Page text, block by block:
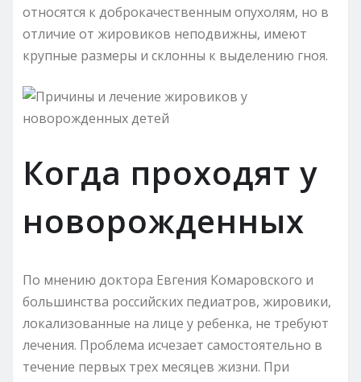
относятся к доброкачественным опухолям, но в
отличие от жировиков неподвижны, имеют
крупные размеры и склонны к выделению гноя.
Когда проходят у
новорожденных
По мнению доктора Евгения Комаровского и
большинства российских педиатров, жировики,
локализованные на лице у ребенка, не требуют
лечения. Проблема исчезает самостоятельно в
течение первых трех месяцев жизни. При